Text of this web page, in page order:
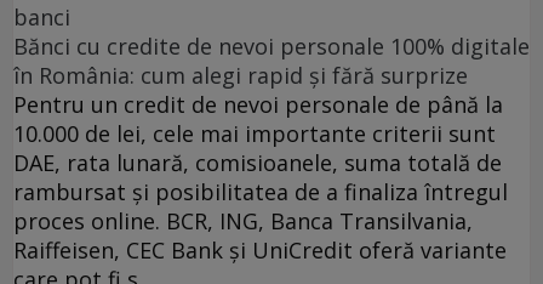
banci
Bănci cu credite de nevoi personale 100% digitale
în România: cum alegi rapid și fără surprize
Pentru un credit de nevoi personale de până la
10.000 de lei, cele mai importante criterii sunt
DAE, rata lunară, comisioanele, suma totală de
rambursat și posibilitatea de a finaliza întregul
proces online. BCR, ING, Banca Transilvania,
Raiffeisen, CEC Bank și UniCredit oferă variante